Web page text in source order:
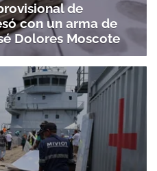
de
con un arma de
Dolores Moscote